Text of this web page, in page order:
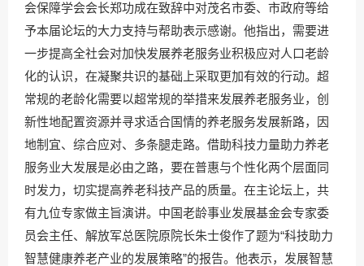
会保障学会会长郑功成在致辞中对茂名市委、市政府等给
予本届论坛的大力支持与帮助表示感谢。他指出，需要进
一步提高全社会对加快发展养老服务业积极应对人口老龄
化的认识，在凝聚共识的基础上采取更加有效的行动。超
常规的老龄化需要以超常规的举措来发展养老服务业，创
新性地配置资源并寻求适合国情的养老服务发展新路，因
地制宜、综合应对、多条腿走路。借助科技力量助力养老
服务业大发展是必由之路，要在普惠与个性化两个层面同
时发力，切实提高养老科技产品的质量。在主论坛上，共
有九位专家做主旨演讲。中国老龄事业发展基金会专家委
员会主任、解放军总医院原院长朱士俊作了题为“科技助力
智慧健康养老产业的发展策略”的报告。他表示，发展智慧